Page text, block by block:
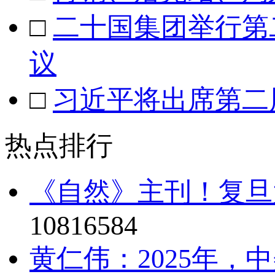
□ 二十国集团举行
议
□ 习近平将出席第
热点排行
《自然》主刊！复
10816584
黄仁伟：2025年，